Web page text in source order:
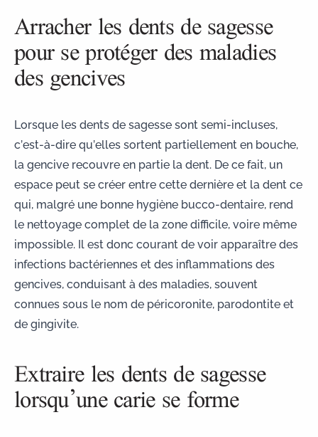
Arracher les dents de sagesse
pour se protéger des maladies
des gencives
Lorsque lesdents de sagesse sont semi-incluses,
c’est-à-dire qu’elles sortent partiellement en bouche,
la gencive recouvre en partie la dent. De ce fait, un
espace peut se créer entre cette dernière et la dent ce
qui, malgré une bonne hygiène bucco-dentaire, rend
le nettoyage complet de la zone difficile, voire même
impossible. Il est donc courant de voir apparaître des
infections bactériennes et des inflammations des
gencives, conduisant à des maladies, souvent
connues sous le nom de péricoronite, parodontite et
degingivite.
Extraire les dents de sagesse
lorsqu’une carie se forme